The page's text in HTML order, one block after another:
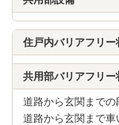
住戸内バリアフリー
共用部バリアフリー
道路から玄関までの
道路から玄関まで車